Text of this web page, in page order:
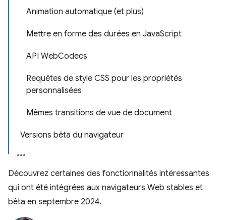
Animation automatique (et plus)
Mettre en forme des durées en JavaScript
API WebCodecs
Requêtes de style CSS pour les propriétés
personnalisées
Mêmes transitions de vue de document
Versions bêta du navigateur
Découvrez certaines des fonctionnalités intéressantes
qui ont été intégrées aux navigateurs Web stables et
bêta en septembre 2024.